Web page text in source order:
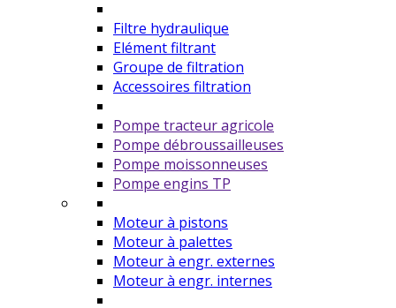
Filtre hydraulique
Elément filtrant
Groupe de filtration
Accessoires filtration
Pompe tracteur agricole
Pompe débroussailleuses
Pompe moissonneuses
Pompe engins TP
Moteur à pistons
Moteur à palettes
Moteur à engr. externes
Moteur à engr. internes